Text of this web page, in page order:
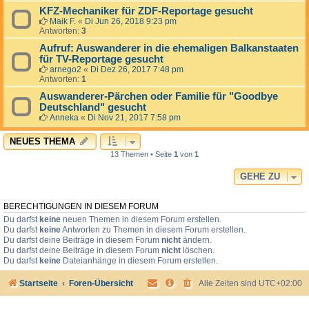
KFZ-Mechaniker für ZDF-Reportage gesucht
Maik F. « Di Jun 26, 2018 9:23 pm
Antworten: 3
Aufruf: Auswanderer in die ehemaligen Balkanstaaten
für TV-Reportage gesucht
arnego2 « Di Dez 26, 2017 7:48 pm
Antworten: 1
Auswanderer-Pärchen oder Familie für "Goodbye
Deutschland" gesucht
Anneka « Di Nov 21, 2017 7:58 pm
NEUES THEMA
13 Themen • Seite 1 von 1
GEHE ZU
BERECHTIGUNGEN IN DIESEM FORUM
Du darfst keine neuen Themen in diesem Forum erstellen.
Du darfst keineAntworten zu Themen in diesem Forum erstellen.
Du darfst deine Beiträge in diesem Forum nicht ändern.
Du darfst deine Beiträge in diesem Forum nicht löschen.
Du darfst keine Dateianhänge in diesem Forum erstellen.
Startseite Foren-Übersicht Alle Zeiten sind UTC+02:00